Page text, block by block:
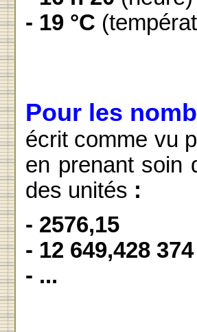
- 19 °C
Pour les
écrit comme vu
en prenant soin
des unités :
- 2576,15
- 12 649,428 374
- ...